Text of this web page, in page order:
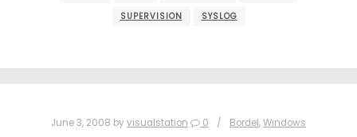
SUPERVISION
SYSLOG
June 3, 2008 by visualstation 0 Bordel,Windows